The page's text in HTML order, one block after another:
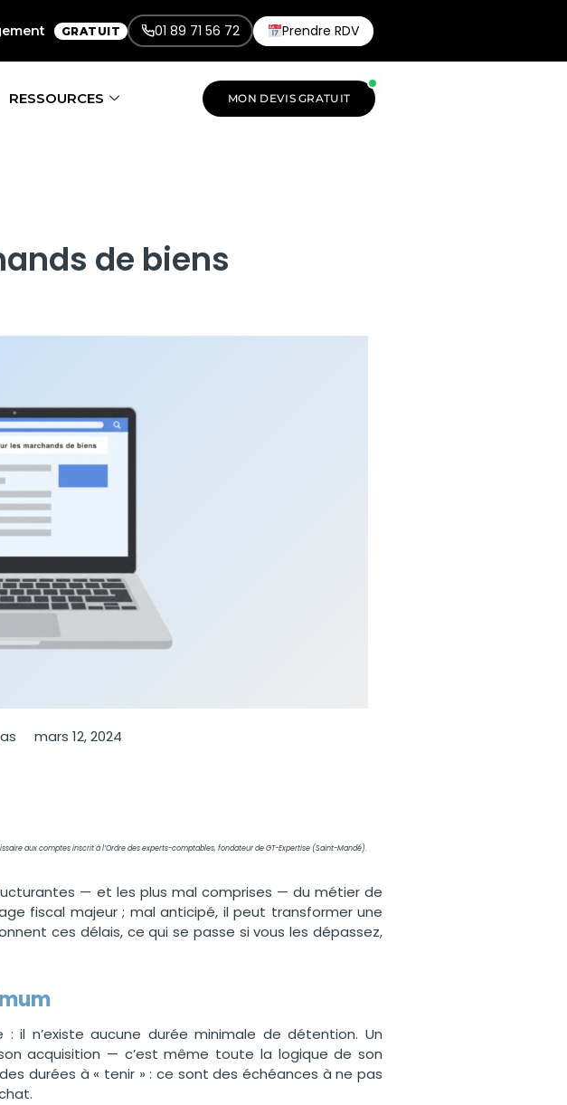
GRATUIT 01 89 71 56 72 Prendre RDV
RESSOURCES MON DEVIS GRATUIT
de biens
mars 12, 2024
aux comptes inscrit à l’Ordre des experts-comptables, fondateur de GT-Expertise (Saint-Mandé).
— et les plus mal comprises — du métier de
fiscal majeur ; mal anticipé, il peut transformer une
ces délais, ce qui se passe si vous les dépassez,
il n’existe aucune durée minimale de détention. Un
acquisition — c’est même toute la logique de son
durées à « tenir » : ce sont des échéances à ne pas